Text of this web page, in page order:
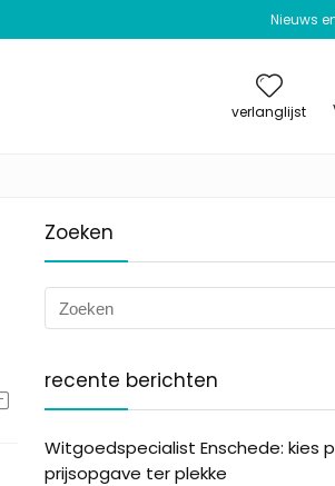
Nieuws
verlanglijst
Zoeken
recente berichten
Witgoedspecialist Enschede: kies
prijsopgave ter plekke